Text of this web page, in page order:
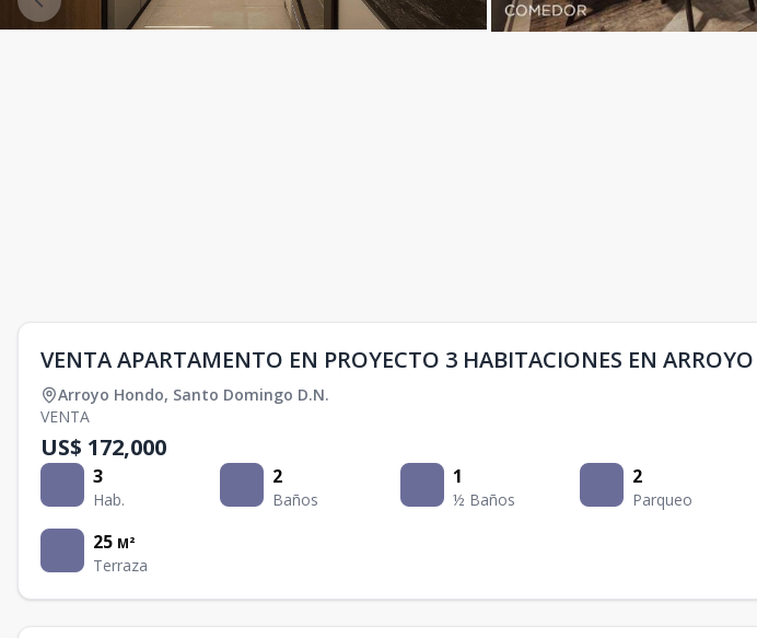
VENTA APARTAMENTO EN PROYECTO 3 HABITACIONES EN
Arroyo Hondo, Santo Domingo D.N.
VENTA
US$ 172,000
3
Hab.
2
Baños
1
½ Baños
2
Parqueo
25 M²
Terraza